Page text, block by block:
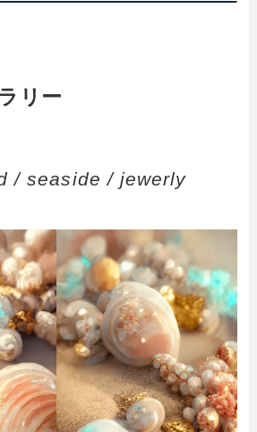
リー
/ seaside / jewerly